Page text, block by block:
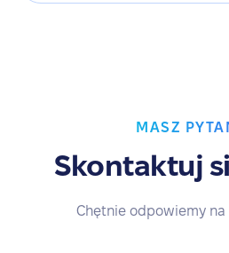
MASZ
Skontaktuj
Chętnie odpowiemy